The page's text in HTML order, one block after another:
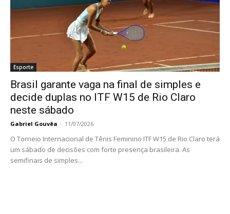
Esporte
Brasil garante vaga na final de simples e
decide duplas no ITF W15 de Rio Claro
neste sábado
Gabriel Gouvêa - 11/07/2026
O Torneio Internacional de Tênis Feminino ITF W15 de Rio Claro terá
um sábado de decisões com forte presença brasileira. As
semifinais de simples...